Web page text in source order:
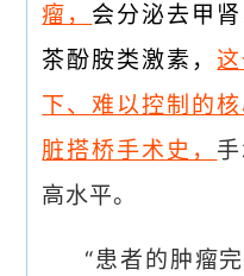
瘤， 会分泌去甲
茶酚胺类激素，
下、难以控制的
脏搭桥手术史，
高水平。
“患者的肿瘤